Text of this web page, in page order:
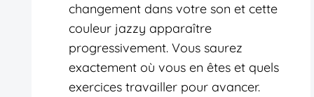
changement dans votre son et cette
couleur jazzy apparaître
progressivement. Vous saurez
exactement où vous en êtes et quels
exercices travailler pour avancer.